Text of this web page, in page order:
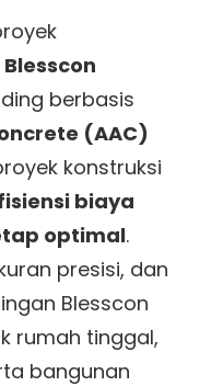
Blesscon
berbasis
(AAC)
konstruksi
biaya
optimal.
presisi, dan
Blesscon
rumah tinggal,
bangunan